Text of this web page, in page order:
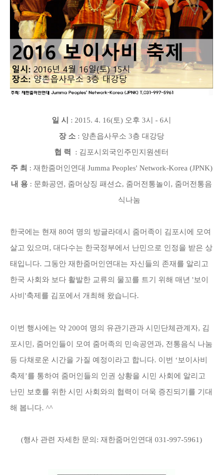
일 시 : 2015. 4. 16(토) 오후 3시 - 6시
장 소 : 양촌읍사무소 3층 대강당
협 력
: 김포시외국인주민지원센터
주 최 : 재한줌머인연대 Jumma Peoples' Network-Korea (JPNK)
내 용 : 문화공연, 줌머상징 패션쇼, 줌머전통놀이, 줌머전통음
식나눔
한국에는 현재 80여 명의 방글라데시 줌머족이 김포시에 모여
살고 있으며, 대다수는 한국정부에서 난민으로 인정을 받은 상
태입니다. 그동안 재한줌머인연대는 자신들의 존재를 알리고
한국 사회와 보다 활발한 교류의 물꼬를 트기 위해 매년 '보이
사비'축제를 김포에서 개최해 왔습니다.
이번 행사에는 약 200여 명의 유관기관과 시민단체관계자, 김
포시민, 줌머인들이 모여 줌머족의 민속공연과, 전통음식 나눔
등 다채로운 시간을 가질 예정이라고 합니다. 이번 ‘보이사비
축제’를 통하여 줌머인들의 인권 상황을 시민 사회에 알리고
난민 보호를 위한 시민 사회와의 협력이 더욱 증진되기를 기대
해 봅니다. ^^
(행사 관련 자세한 문의: 재한줌머인연대 031-997-5961)